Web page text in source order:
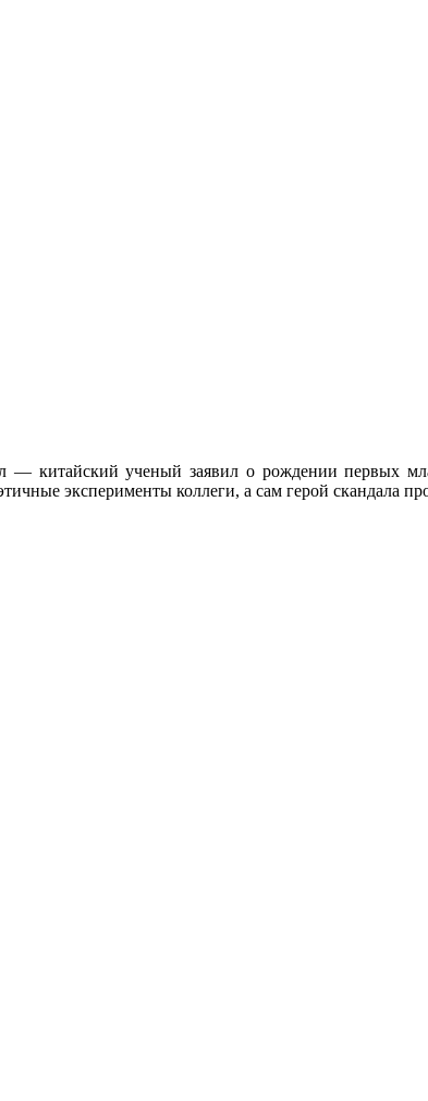
— китайский ученый заявил о рождении первых
эксперименты коллеги, а сам герой скандала